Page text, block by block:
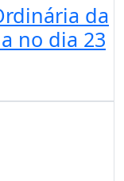
da
no dia 23